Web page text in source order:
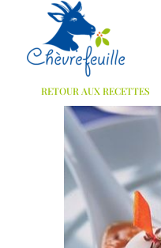
RETOUR AUX RECETTES